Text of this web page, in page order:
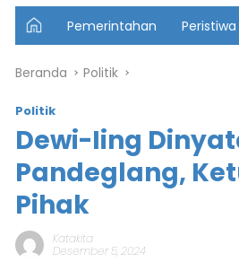
U
t
m
Pemerintahan Peristiwa
Beranda Politik
Politik
Dewi-Iing
Pandeglang,
Pihak
Katakita
Desember 5, 2024